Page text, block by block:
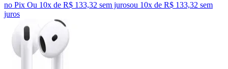
no Pix Ou 10x de R$ 133,32 sem jurosou 10x de R$ 133,32 sem
juros